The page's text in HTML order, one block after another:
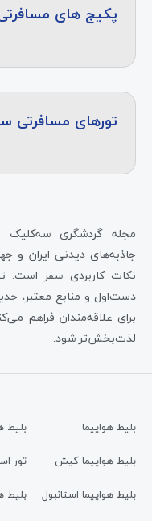
پکیج های
تورهای مسافرتی
مجله گردشگری سه‌کلیک
جاذبه‌های دیدنی ایران و
نکات کاربردی سفر است.
دست‌اول و منابع معتبر،
برای علاقه‌مندان فراهم
لذت‌بخش‌تر شود.
بلیط هواپیما
بلیط هواپیما کیش
بلیط هواپیما استانبول
بلیط
تور
بلیط